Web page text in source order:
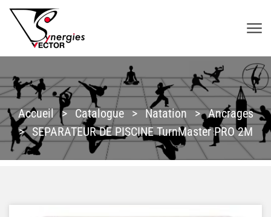
Aller au contenu
SYNERGIES VECTOR
Accueil > Catalogue > Natation > Ancrages
> SEPARATEUR DE PISCINE TurnMaster PRO 2M